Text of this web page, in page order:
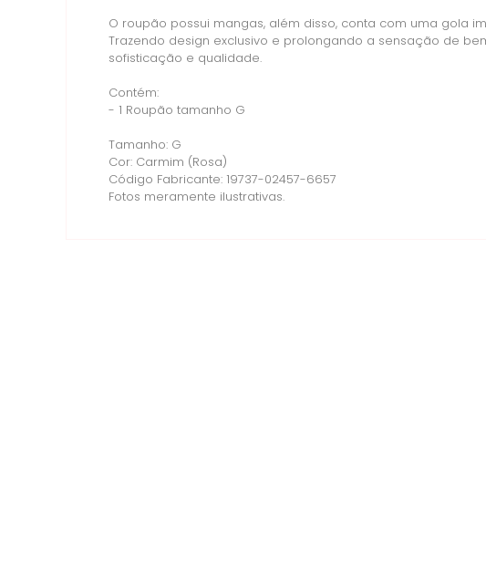
O roupão possui mangas, além disso, conta com uma gola
Trazendo design exclusivo e prolongando a sensação de
sofisticação e qualidade.
Contém:
- 1 Roupão tamanho G
Tamanho: G
Cor: Carmim (Rosa)
Código Fabricante: 19737-02457-6657
Fotos meramente ilustrativas.